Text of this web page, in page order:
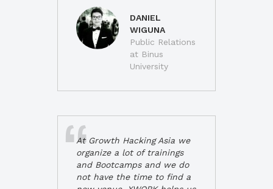
DANIEL
WIGUNA
Public Relations
at Binus
University
At Growth Hacking Asia we
organize a lot of trainings
and Bootcamps and we do
not have the time to find a